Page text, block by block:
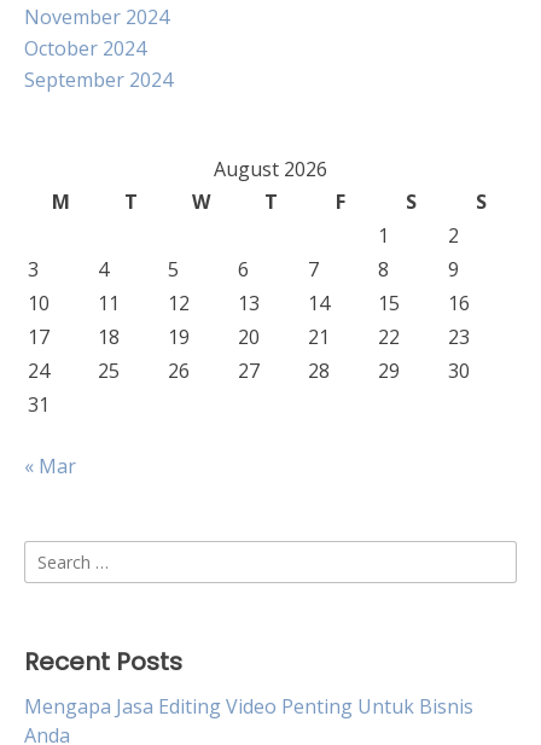
November 2024
October 2024
September 2024
August 2026
M
T W T F S
S
1
2
3
4 5 6 7 8
9
10
11 12 13 14 15
16
17
18 19 20 21 22
23
24
25 26 27 28 29
30
31
« Mar
Search
for:
Recent Posts
Mengapa Jasa Editing Video Penting Untuk Bisnis
Anda